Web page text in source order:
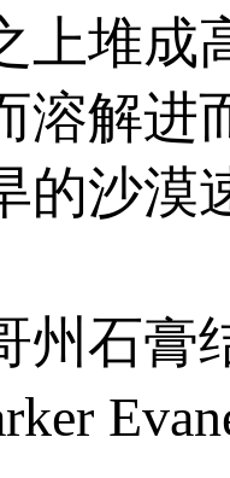
上堆成
溶解进
的沙漠
州石膏